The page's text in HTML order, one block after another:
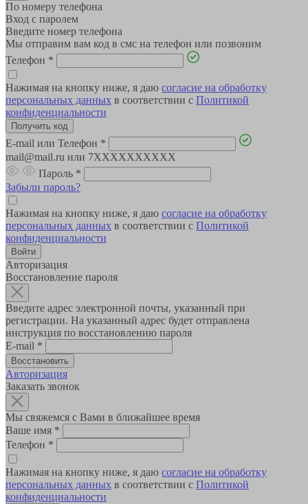
По номеру телефона
Вход с паролем
Введите номер телефона
Мы отправим вам код в смс на телефон или позвоним
Телефон *
Нажимая на кнопку ниже, я даю согласие на обработку
персональных данных в соответствии с Политикой
конфиденциальности
E-mail или Телефон *
mail@mail.ru или 7XXXXXXXXXX
Пароль *
Забыли пароль?
Нажимая на кнопку ниже, я даю согласие на обработку
персональных данных в соответствии с Политикой
конфиденциальности
Авторизация
Восстановление пароля
Введите адрес электронной почты, указанный при
регистрации. На указанный адрес будет отправлена
инструкция по восстановлению пароля
E-mail *
Авторизация
Заказать звонок
Мы свяжемся с Вами в ближайшее время
Ваше имя *
Телефон *
Нажимая на кнопку ниже, я даю согласие на обработку
персональных данных в соответствии с Политикой
конфиденциальности